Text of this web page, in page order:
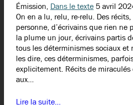
Émission, Dans le texte5 avril
On en a lu, relu, re-relu. Des
personne, d’écrivains que rien ne
la plume un jour, écrivains partis
tous les déterminismes sociaux et
les dire, ces déterminismes,
explicitement. Récits de
aux…
Lire la suite…